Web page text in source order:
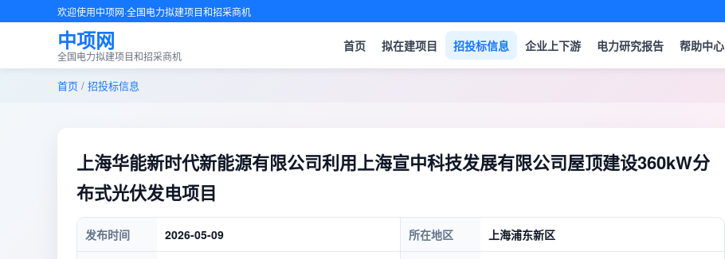
欢迎使用中项网·全国电力拟建项目和招采商机
中项网
全国电力拟建项目和招采商机
首页 拟在建项目 招投标信息 企业上下游 电力研究报告 帮助中心
首页 / 招投标信息
上海华能新时代新能源有限公司利用上海宣中科技发展有限公司屋顶建设360kW分
布式光伏发电项目
发布时间 2026-05-09 所在地区 上海浦东新区